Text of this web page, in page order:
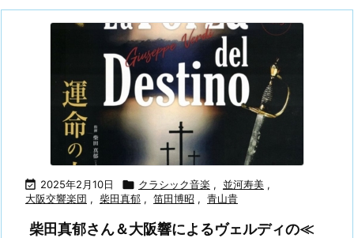
 2025年2月10日  クラシック音楽 , 並河寿美 ,
大阪交響楽団 , 柴田真郁 , 笛田博昭 , 青山貴
柴田真郁さん＆大阪響によるヴェルディの≪